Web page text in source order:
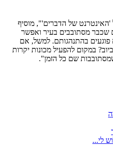
'האינטרנט של הדברים'", מוסיף
שכבר מסתובבים בעיר ואפשר
פוגעים בהתנהגותם. למשל, אם
במקום להפעיל מכונות יקרות
שם כל הזמן".
לי...